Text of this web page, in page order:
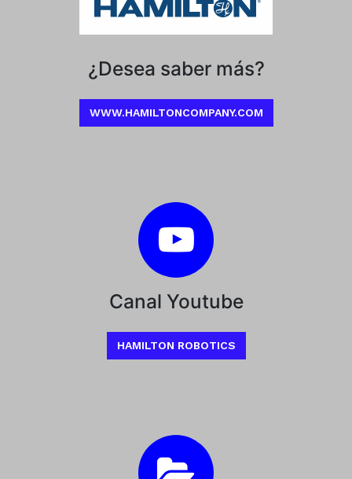
¿Desea saber más?
WWW.HAMILTONCOMPANY.COM
Canal Youtube
HAMILTON ROBOTICS